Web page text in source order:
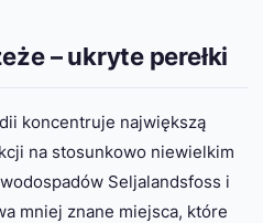
– ukryte perełki
koncentruje największą
na stosunkowo niewielkim
Seljalandsfoss i
mniej znane miejsca, które